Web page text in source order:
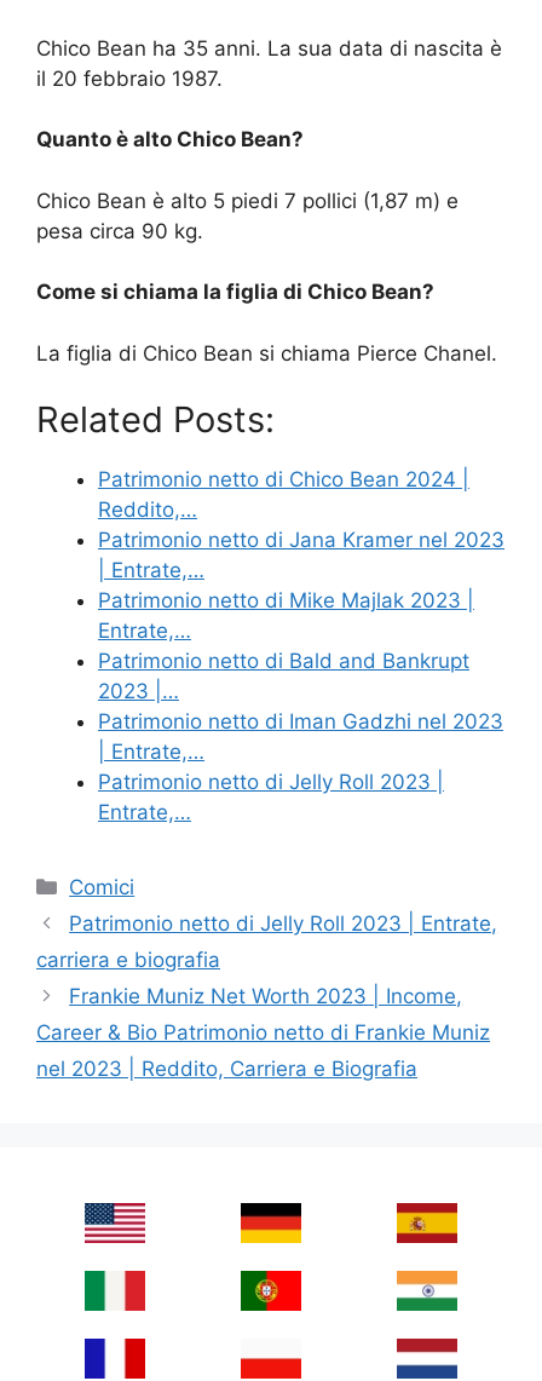
Chico Bean ha 35 anni. La sua data di nascita è
il 20 febbraio 1987.
Quanto è alto Chico Bean?
Chico Bean è alto 5 piedi 7 pollici (1,87 m) e
pesa circa 90 kg.
Come si chiama la figlia di Chico Bean?
La figlia di Chico Bean si chiama Pierce Chanel.
Related Posts:
Patrimonio netto di Chico Bean 2024 |
Reddito,…
Patrimonio netto di Jana Kramer nel 2023
| Entrate,…
Patrimonio netto di Mike Majlak 2023 |
Entrate,…
Patrimonio netto di Bald and Bankrupt
2023 |…
Patrimonio netto di Iman Gadzhi nel 2023
| Entrate,…
Patrimonio netto di Jelly Roll 2023 |
Entrate,…
Categories
Comici
Patrimonio netto di Jelly Roll 2023 | Entrate,
carriera e biografia
Frankie Muniz Net Worth 2023 | Income,
Career & Bio Patrimonio netto di Frankie Muniz
nel 2023 | Reddito, Carriera e Biografia